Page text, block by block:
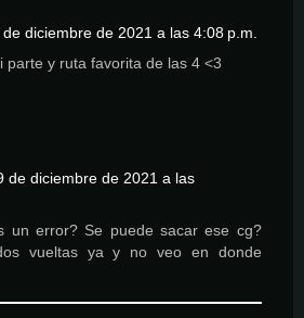
de diciembre de 2021 a las 4:08 p.m.
parte y ruta favorita de las 4 <3
de diciembre de 2021 a las
un error? Se puede sacar ese cg?
vueltas ya y no veo en donde